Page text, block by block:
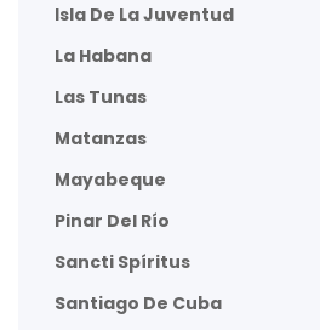
Isla De La Juventud
La Habana
Las Tunas
Matanzas
Mayabeque
Pinar Del Río
Sancti Spíritus
Santiago De Cuba